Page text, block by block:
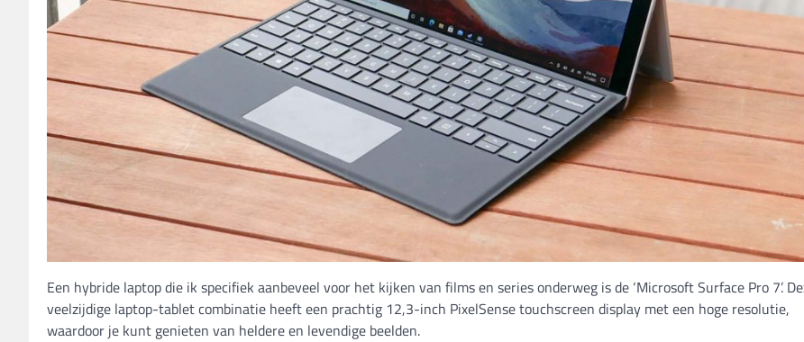
Een hybride laptop die ik specifiek aanbeveel voor het kijken van films en series onderweg is de ‘Microsoft Surface Pro 7’.
veelzijdige laptop-tablet combinatie heeft een prachtig 12,3-inch PixelSense touchscreen display met een hoge resolutie,
waardoor je kunt genieten van heldere en levendige beelden.